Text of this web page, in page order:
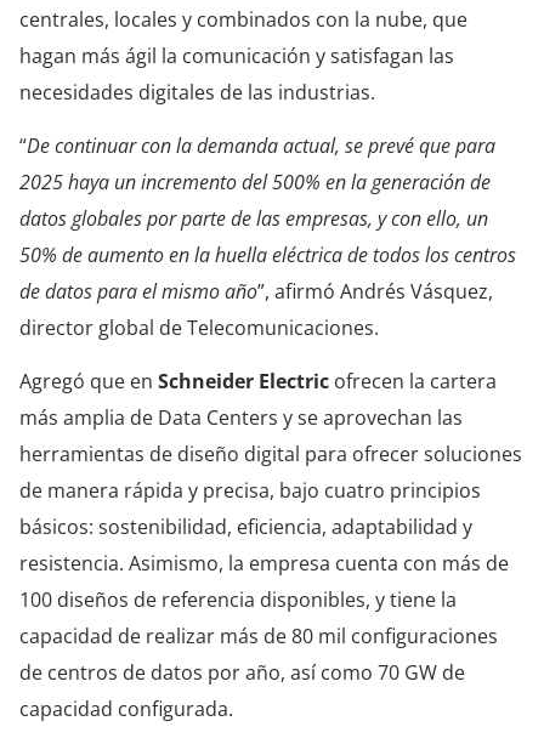
centrales, locales y combinados con la nube, que
hagan más ágil la comunicación y satisfagan las
necesidades digitales de las industrias.
“De continuar con la demanda actual, se prevé que para
2025 haya un incremento del 500% en la generación de
datos globales por parte de las empresas, y con ello, un
50% de aumento en la huella eléctrica de todos los centros
de datos para el mismo año”, afirmó Andrés Vásquez,
director global de Telecomunicaciones.
Agregó que en Schneider Electric ofrecen la cartera
más amplia de Data Centers y se aprovechan las
herramientas de diseño digital para ofrecer soluciones
de manera rápida y precisa, bajo cuatro principios
básicos: sostenibilidad, eficiencia, adaptabilidad y
resistencia. Asimismo, la empresa cuenta con más de
100 diseños de referencia disponibles​, y tiene la
capacidad de realizar más de 80 mil configuraciones
de centros de datos por año​, así como 70 GW de
capacidad configurada.